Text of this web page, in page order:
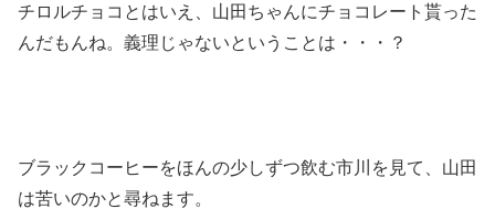
チロルチョコとはいえ、山田ちゃんにチョコレート貰った
んだもんね。義理じゃないということは・・・？
ブラックコーヒーをほんの少しずつ飲む市川を見て、山田
は苦いのかと尋ねます。